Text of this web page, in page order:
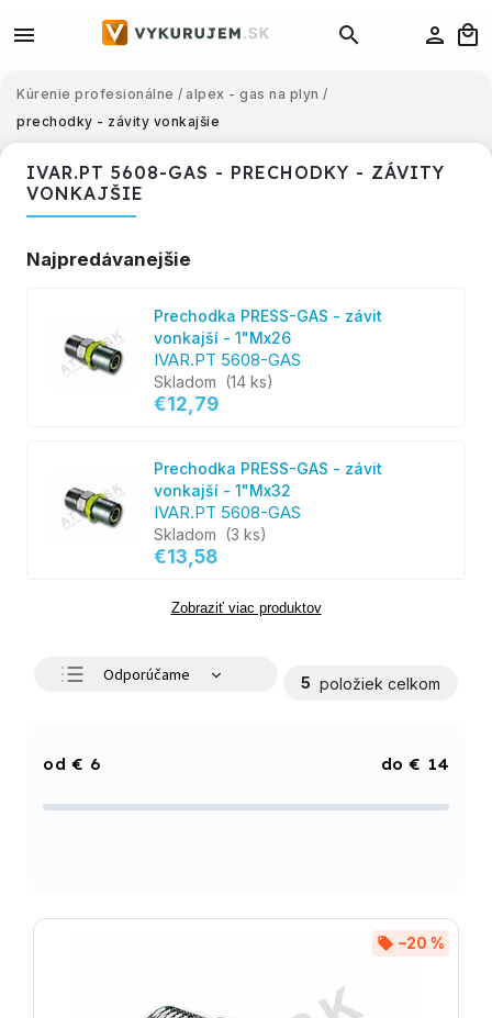
Kúrenie profesionálne / alpex - gas na plyn /
prechodky - závity vonkajšie
IVAR.PT 5608-GAS - PRECHODKY - ZÁVITY
VONKAJŠIE
Najpredávanejšie
Prechodka PRESS-GAS - závit
vonkajší - 1"Mx26
IVAR.PT 5608-GAS
Skladom (14 ks)
€12,79
Prechodka PRESS-GAS - závit
vonkajší - 1"Mx32
IVAR.PT 5608-GAS
Skladom (3 ks)
€13,58
Zobraziť viac produktov
Odporúčame
Abecedne
5 položiek celkom
€ 6 € 14
–20 %